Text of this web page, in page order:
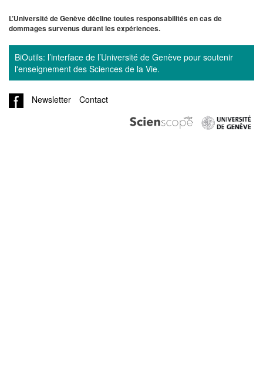
L’Université de Genève décline toutes responsabilités en cas de
dommages survenus durant les expériences.
BiOutils: l’interface de l’Université de Genève pour soutenir
l'enseignement des Sciences de la Vie.
Newsletter Contact